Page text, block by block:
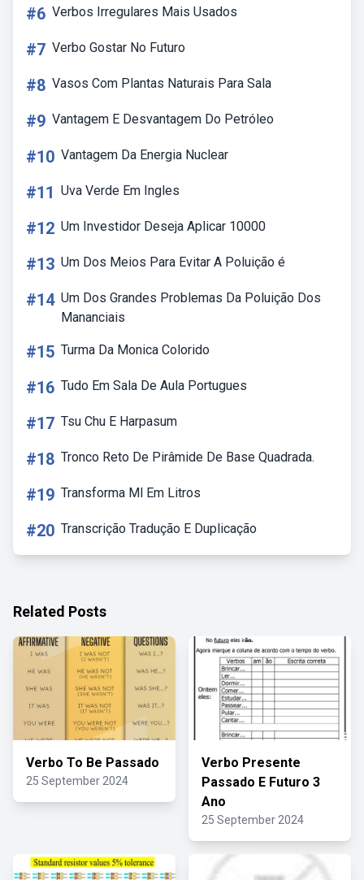
#6 Verbos Irregulares Mais Usados
#7 Verbo Gostar No Futuro
#8 Vasos Com Plantas Naturais Para Sala
#9 Vantagem E Desvantagem Do Petróleo
#10 Vantagem Da Energia Nuclear
#11 Uva Verde Em Ingles
#12 Um Investidor Deseja Aplicar 10000
#13 Um Dos Meios Para Evitar A Poluição é
#14 Um Dos Grandes Problemas Da Poluição Dos
Mananciais
#15 Turma Da Monica Colorido
#16 Tudo Em Sala De Aula Portugues
#17 Tsu Chu E Harpasum
#18 Tronco Reto De Pirâmide De Base Quadrada.
#19 Transforma Ml Em Litros
#20 Transcrição Tradução E Duplicação
Related Posts
Verbo To Be Passado
25 September 2024
Verbo Presente
Passado E Futuro 3
Ano
25 September 2024